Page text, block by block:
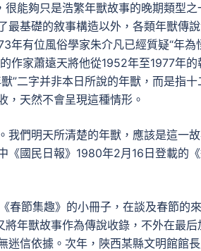
能夠只是浩繁年獸故事的晚期類型
基礎的敘事構造以外，各類年獸傳
年有位風俗學家朱介凡已經質疑“年為
作家蕭遠天將他從1952年至1977年
”二字并非本日所說的年獸，而是指
天然不會呈現這種情形。
我們明天所清楚的年獸，應該是這一
國民日報》1980年2月16日登載的
春節集趣》的小冊子，在談及春節的
年獸故事作為傳說收錄，不外在最
信依據。次年，陜西某縣文明館館